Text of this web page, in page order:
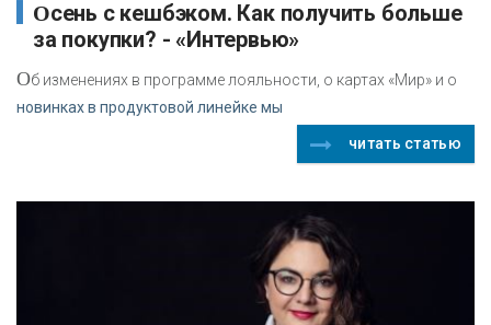
Осень с кешбэком. Как получить больше
за покупки? - «Интервью»
Об изменениях в программе лояльности, о картах «Мир» и о
новинках в продуктовой линейке мы
читать статью